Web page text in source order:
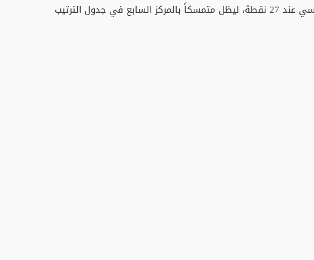
وفي المقابل، تجمد رصيد النادي المكناسي عند 27 نقطة، ليظل متمسكاً بالمركز السابع في جدول الترتيب